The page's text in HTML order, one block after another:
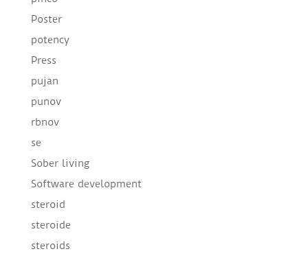
Poster
potency
Press
pujan
punov
rbnov
se
Sober living
Software development
steroid
steroide
steroids